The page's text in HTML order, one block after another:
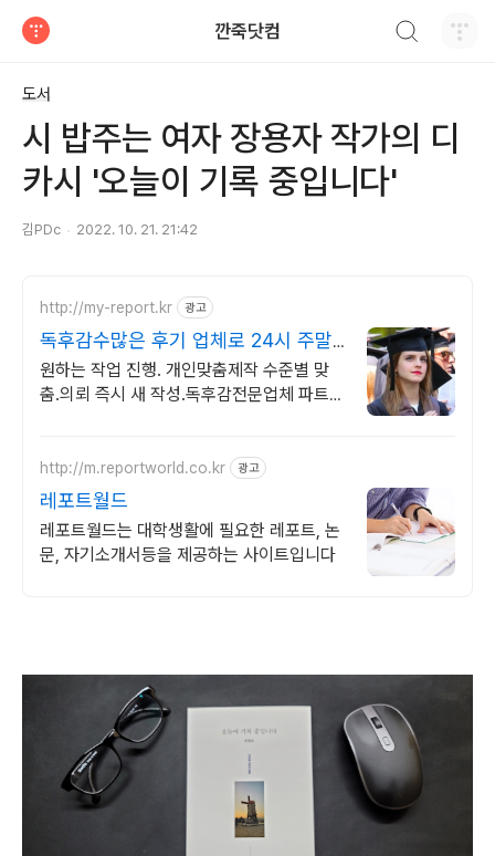
깐죽닷컴
도서
시 밥주는 여자 장용자 작가의 디
카시 '오늘이 기록 중입니다'
김PDc 2022. 10. 21. 21:42
http://my-report.kr 광고
독후감수많은 후기 업체로 24시 주말
상담 가능 저렴
원하는 작업 진행. 개인맞춤제작 수준별 맞
춤.의뢰 즉시 새 작성.독후감전문업체 파트별
http://m.reportworld.co.kr 광고
레포트월드
레포트월드는 대학생활에 필요한 레포트, 논
문, 자기소개서등을 제공하는 사이트입니다